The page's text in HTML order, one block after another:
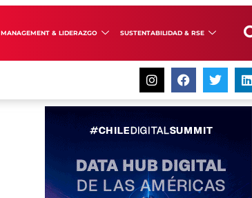
MANAGEMENT & LIDERAZGO SUSTENTABILIDAD & RSE